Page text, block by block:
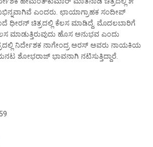
ಎಂದರು. ಛಾಯಾಗ್ರಾಹಕ ಸಂದೀಪ್
ಧೀರನ್ ಚಿತ್ರದಲ್ಲಿ ಕೆಲಸ ಮಾಡಿದ್ದೆ. ಮೊದಲಬಾರಿಗೆ
ಮಾಡುತ್ತಿರುವುದು ಹೊಸ ಅನುಭವ ಎಂದು
ನಿರ್ದೇಶಕ ನಾಗೇಂದ್ರ ಅರಸ್ ಅವರು ನಾಯಕಿಯ
ಶೋಭರಾಜ್ ಭಾವನಾಗಿ ನಟಿಸುತ್ತಿದ್ದಾರೆ.